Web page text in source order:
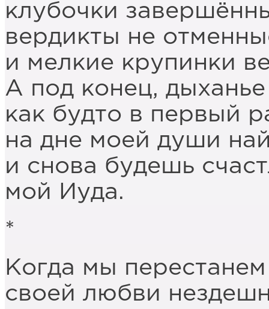
клубочки
вердикты не
и мелкие крупинки
А под конец, дыханье
как будто в первый
на дне моей души
и снова будешь
мой Иуда.
*
Когда мы перестанем
своей любви